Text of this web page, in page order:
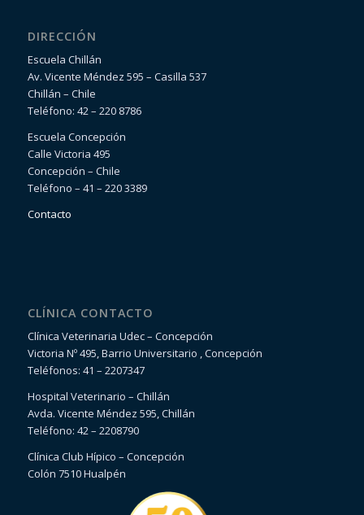
DIRECCIÓN
Escuela Chillán
Av. Vicente Méndez 595 – Casilla 537
Chillán – Chile
Teléfono: 42 – 220 8786
Escuela Concepción
Calle Victoria 495
Concepción – Chile
Teléfono – 41 – 220 3389
Contacto
CLÍNICA CONTACTO
Clínica Veterinaria Udec – Concepción
Victoria Nº 495, Barrio Universitario , Concepción
Teléfonos: 41 – 2207347
Hospital Veterinario – Chillán
Avda. Vicente Méndez 595, Chillán
Teléfono: 42 – 2208790
Clínica Club Hípico – Concepción
Colón 7510 Hualpén